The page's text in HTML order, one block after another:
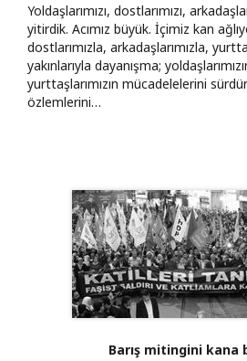
Yoldaşlarımızı, dostlarımızı,
yitirdik. Acımız büyük. İçimiz kan
dostlarımızla, arkadaşlarımızla,
yakınlarıyla dayanışma;
yurttaşlarımızın mücadelelerini
özlemlerini…
Barış mitingini kana